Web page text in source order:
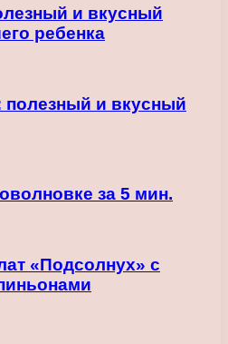
и вкусный
ребенка
полезный и вкусный
за 5 мин.
«Подсолнух» с